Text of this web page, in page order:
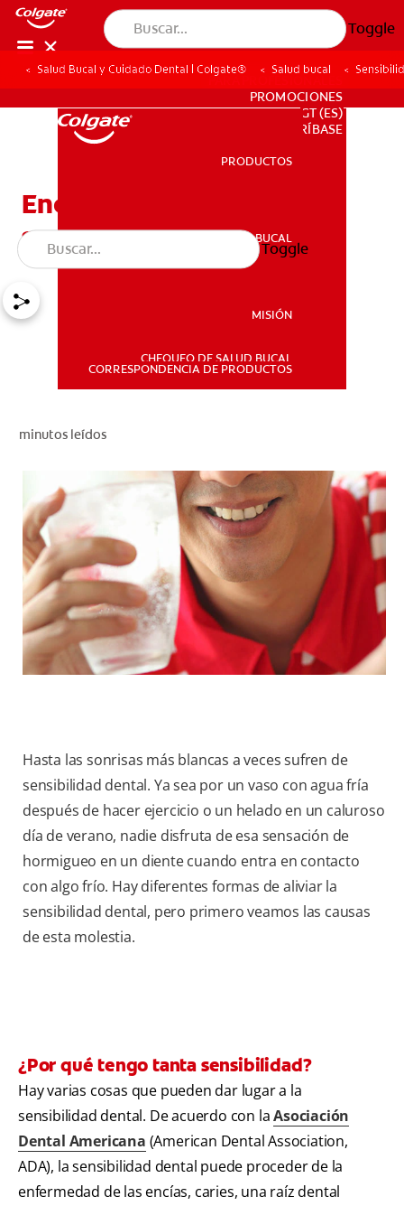
Toggle
SALUD BUCAL
PARA PROFESIONALES
PROMOCIONES
SUSCRÍBASE
PARA PROFESIONALES
PROMOCIONES
GT (ES)
SUSCRÍBASE
PRODUCTOS
SALUD BUCAL
MISIÓN
CHEQUEO DE SALUD BUCAL
CORRESPONDENCIA DE PRODUCTOS
Toggle
Salud Bucal y Cuidado Dental | Colgate® Salud bucal
Encuentre alivio a la
sensibilidad dental
minutos leídos
Hasta las sonrisas más blancas a veces sufren de
sensibilidad dental. Ya sea por un vaso con agua fría
después de hacer ejercicio o un helado en un caluroso
día de verano, nadie disfruta de esa sensación de
hormigueo en un diente cuando entra en contacto
con algo frío. Hay diferentes formas de aliviar la
sensibilidad dental, pero primero veamos las causas
de esta molestia.
¿Por qué tengo tanta sensibilidad?
Hay varias cosas que pueden dar lugar a la
sensibilidad dental. De acuerdo con laAsociación
Dental Americana (American Dental Association,
ADA), la sensibilidad dental puede proceder de la
enfermedad de las encías, caries, una raíz dental